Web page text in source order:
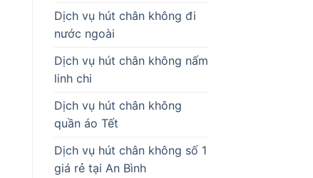
Dịch vụ hút chân không đi
nước ngoài
Dịch vụ hút chân không nấm
linh chi
Dịch vụ hút chân không
quần áo Tết
Dịch vụ hút chân không số 1
giá rẻ tại An Bình